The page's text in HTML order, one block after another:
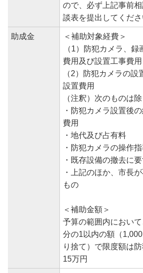
ので、必ず上記事前
談表を提出してくださ
助成金
＜補助対象経費＞
（1）防犯カメラ、
費用及び設置工事費用
（2）防犯カメラの
設置費用
（注釈）次のものは除
・防犯カメラ設置後
費用
・地代及び占有料
・防犯カメラの操作
・既存設備の撤去に
・上記のほか、市長
もの
＜補助金額＞
予算の範囲内におい
分の1以内の額（
り捨て）で限度額は
15万円